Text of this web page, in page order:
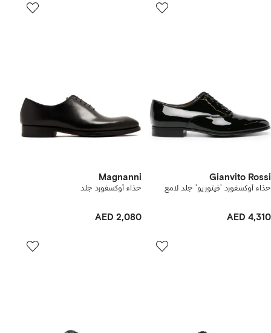
Gianvito Rossi
حذاء أوكسفورد 'فيتوريو' جلد لامع
AED 4,310
Magnanni
حذاء أوكسفورد جلد
AED 2,080